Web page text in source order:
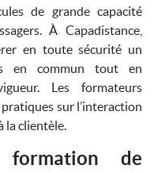
de grande capacité
À Capadistance,
en toute sécurité un
en commun tout en
Les formateurs
sur l’interaction
la clientèle.
formation de